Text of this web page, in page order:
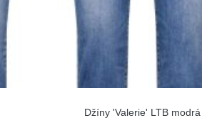
Džíny 'Valerie' LTB modrá